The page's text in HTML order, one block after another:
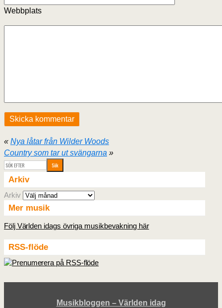
Webbplats
« Nya låtar från Wilder Woods
Country som tar ut svängarna »
Arkiv
Arkiv
Mer musik
Följ Världen idags övriga musikbevakning här
RSS-flöde
Musikbloggen – Världen idag